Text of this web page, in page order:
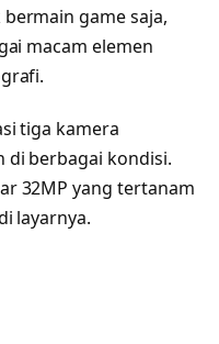
game saja,
macam elemen
tiga kamera
di berbagai kondisi.
32MP yang tertanam
layarnya.